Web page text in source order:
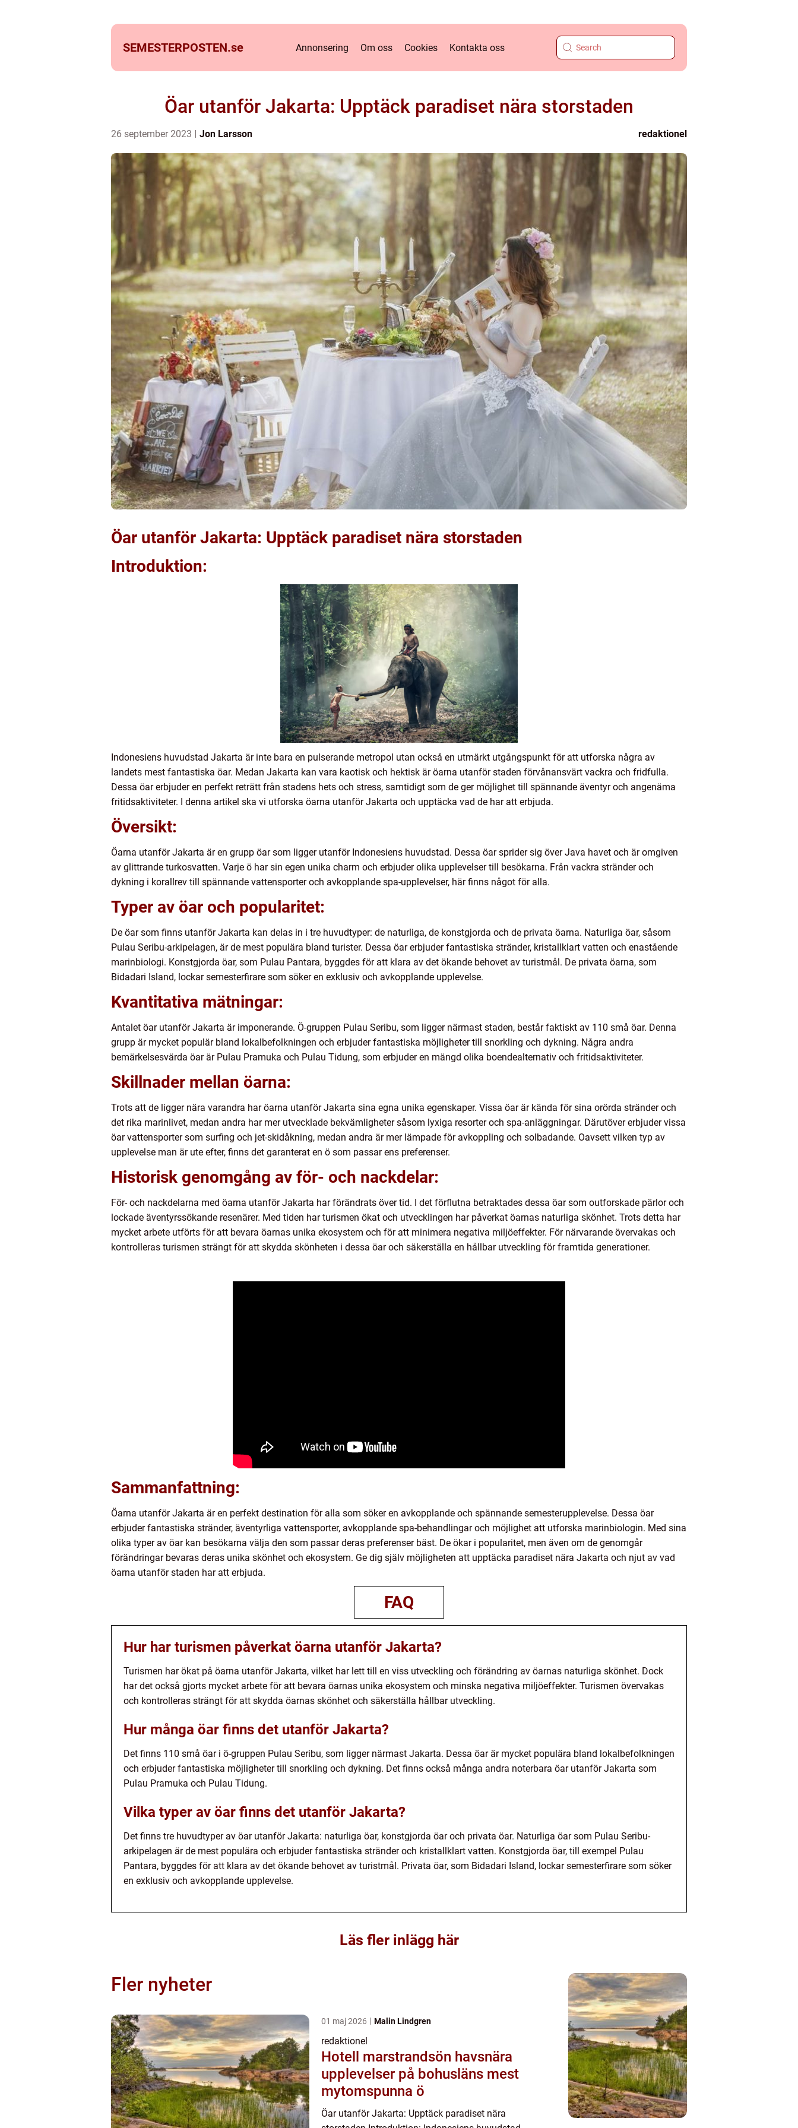
SEMESTERPOSTEN.se Annonsering Om oss Cookies Kontakta oss
Öar utanför Jakarta: Upptäck paradiset nära storstaden
26 september 2023 Jon Larsson redaktionel
Öar utanför Jakarta: Upptäck paradiset nära storstaden
Introduktion:
Indonesiens huvudstad Jakarta är inte bara en pulserande metropol utan också en utmärkt utgångspunkt för att utforska några av
landets mest fantastiska öar. Medan Jakarta kan vara kaotisk och hektisk är öarna utanför staden förvånansvärt vackra och fridfulla.
Dessa öar erbjuder en perfekt reträtt från stadens hets och stress, samtidigt som de ger möjlighet till spännande äventyr och angenäma
fritidsaktiviteter. I denna artikel ska vi utforska öarna utanför Jakarta och upptäcka vad de har att erbjuda.
Översikt:
Öarna utanför Jakarta är en grupp öar som ligger utanför Indonesiens huvudstad. Dessa öar sprider sig över Java havet och är omgiven
av glittrande turkosvatten. Varje ö har sin egen unika charm och erbjuder olika upplevelser till besökarna. Från vackra stränder och
dykning i korallrev till spännande vattensporter och avkopplande spa-upplevelser, här finns något för alla.
Typer av öar och popularitet:
De öar som finns utanför Jakarta kan delas in i tre huvudtyper: de naturliga, de konstgjorda och de privata öarna. Naturliga öar, såsom
Pulau Seribu-arkipelagen, är de mest populära bland turister. Dessa öar erbjuder fantastiska stränder, kristallklart vatten och enastående
marinbiologi. Konstgjorda öar, som Pulau Pantara, byggdes för att klara av det ökande behovet av turistmål. De privata öarna, som
Bidadari Island, lockar semesterfirare som söker en exklusiv och avkopplande upplevelse.
Kvantitativa mätningar:
Antalet öar utanför Jakarta är imponerande. Ö-gruppen Pulau Seribu, som ligger närmast staden, består faktiskt av 110 små öar. Denna
grupp är mycket populär bland lokalbefolkningen och erbjuder fantastiska möjligheter till snorkling och dykning. Några andra
bemärkelsesvärda öar är Pulau Pramuka och Pulau Tidung, som erbjuder en mängd olika boendealternativ och fritidsaktiviteter.
Skillnader mellan öarna:
Trots att de ligger nära varandra har öarna utanför Jakarta sina egna unika egenskaper. Vissa öar är kända för sina orörda stränder och
det rika marinlivet, medan andra har mer utvecklade bekvämligheter såsom lyxiga resorter och spa-anläggningar. Därutöver erbjuder vissa
öar vattensporter som surfing och jet-skidåkning, medan andra är mer lämpade för avkoppling och solbadande. Oavsett vilken typ av
upplevelse man är ute efter, finns det garanterat en ö som passar ens preferenser.
Historisk genomgång av för- och nackdelar:
För- och nackdelarna med öarna utanför Jakarta har förändrats över tid. I det förflutna betraktades dessa öar som outforskade pärlor och
lockade äventyrssökande resenärer. Med tiden har turismen ökat och utvecklingen har påverkat öarnas naturliga skönhet. Trots detta har
mycket arbete utförts för att bevara öarnas unika ekosystem och för att minimera negativa miljöeffekter. För närvarande övervakas och
kontrolleras turismen strängt för att skydda skönheten i dessa öar och säkerställa en hållbar utveckling för framtida generationer.
Sammanfattning:
Öarna utanför Jakarta är en perfekt destination för alla som söker en avkopplande och spännande semesterupplevelse. Dessa öar
erbjuder fantastiska stränder, äventyrliga vattensporter, avkopplande spa-behandlingar och möjlighet att utforska marinbiologin. Med sina
olika typer av öar kan besökarna välja den som passar deras preferenser bäst. De ökar i popularitet, men även om de genomgår
förändringar bevaras deras unika skönhet och ekosystem. Ge dig själv möjligheten att upptäcka paradiset nära Jakarta och njut av vad
öarna utanför staden har att erbjuda.
FAQ
Hur har turismen påverkat öarna utanför Jakarta?
Turismen har ökat på öarna utanför Jakarta, vilket har lett till en viss utveckling och förändring av öarnas naturliga skönhet. Dock
har det också gjorts mycket arbete för att bevara öarnas unika ekosystem och minska negativa miljöeffekter. Turismen övervakas
och kontrolleras strängt för att skydda öarnas skönhet och säkerställa hållbar utveckling.
Hur många öar finns det utanför Jakarta?
Det finns 110 små öar i ö-gruppen Pulau Seribu, som ligger närmast Jakarta. Dessa öar är mycket populära bland lokalbefolkningen
och erbjuder fantastiska möjligheter till snorkling och dykning. Det finns också många andra noterbara öar utanför Jakarta som
Pulau Pramuka och Pulau Tidung.
Vilka typer av öar finns det utanför Jakarta?
Det finns tre huvudtyper av öar utanför Jakarta: naturliga öar, konstgjorda öar och privata öar. Naturliga öar som Pulau Seribu-
arkipelagen är de mest populära och erbjuder fantastiska stränder och kristallklart vatten. Konstgjorda öar, till exempel Pulau
Pantara, byggdes för att klara av det ökande behovet av turistmål. Privata öar, som Bidadari Island, lockar semesterfirare som söker
en exklusiv och avkopplande upplevelse.
Läs fler inlägg här
Fler nyheter
01 maj 2026 Malin Lindgren
redaktionel
Hotell marstrandsön havsnära
upplevelser på bohusläns mest
mytomspunna ö
Öar utanför Jakarta: Upptäck paradiset nära